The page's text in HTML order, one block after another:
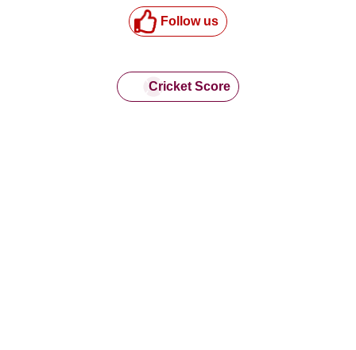
Follow us
Cricket Score